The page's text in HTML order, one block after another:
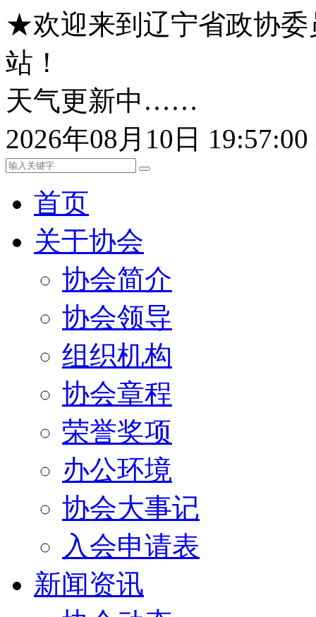
★欢迎来到辽宁省政协委
站！
天气更新中……
2026年08月10日
首页
关于协会
协会简介
协会领导
组织机构
协会章程
荣誉奖项
办公环境
协会大事记
入会申请表
新闻资讯